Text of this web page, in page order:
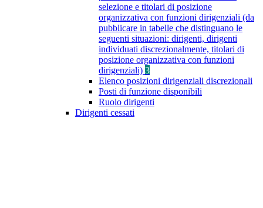
selezione e titolari di posizione
organizzativa con funzioni dirigenziali (da
pubblicare in tabelle che distinguano le
seguenti situazioni: dirigenti, dirigenti
individuati discrezionalmente, titolari di
posizione organizzativa con funzioni
dirigenziali) 3
Elenco posizioni dirigenziali discrezionali
Posti di funzione disponibili
Ruolo dirigenti
Dirigenti cessati